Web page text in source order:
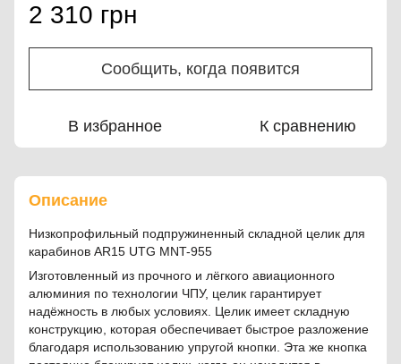
2 310 грн
Сообщить, когда появится
В избранное К сравнению
Описание
Низкопрофильный подпружиненный складной целик для
карабинов AR15 UTG MNT-955
Изготовленный из прочного и лёгкого авиационного
алюминия по технологии ЧПУ, целик гарантирует
надёжность в любых условиях. Целик имеет складную
конструкцию, которая обеспечивает быстрое разложение
благодаря использованию упругой кнопки. Эта же кнопка